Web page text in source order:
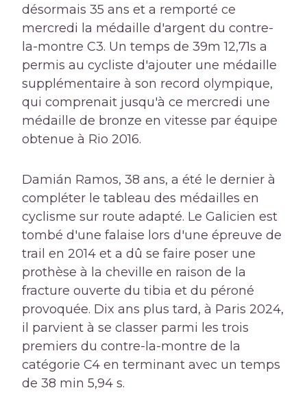
désormais 35 ans et a remporté ce
mercredi la médaille d'argent du contre-
la-montre C3. Un temps de 39m 12,71s a
permis au cycliste d'ajouter une médaille
supplémentaire à son record olympique,
qui comprenait jusqu'à ce mercredi une
médaille de bronze en vitesse par équipe
obtenue à Rio 2016.
Damián Ramos, 38 ans, a été le dernier à
compléter le tableau des médailles en
cyclisme sur route adapté. Le Galicien est
tombé d'une falaise lors d'une épreuve de
trail en 2014 et a dû se faire poser une
prothèse à la cheville en raison de la
fracture ouverte du tibia et du péroné
provoquée. Dix ans plus tard, à Paris 2024,
il parvient à se classer parmi les trois
premiers du contre-la-montre de la
catégorie C4 en terminant avec un temps
de 38 min 5,94 s.